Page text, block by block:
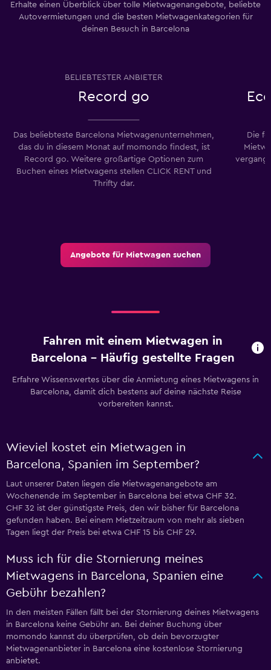
Erhalte einen Überblick über tolle Mietwagenangebote, beliebte
Autovermietungen und die besten Mietwagenkategorien für
deinen Besuch in Barcelona
BELIEBTESTER ANBIETER
Record go
Das beliebteste Barcelona Mietwagenunternehmen,
das du in diesem Monat auf momondo findest, ist
Record go. Weitere großartige Optionen zum
Buchen eines Mietwagens stellen CLICK RENT und
Thrifty dar.
Die
Angebote für Mietwagen suchen
Fahren mit einem Mietwagen in
Barcelona – Häufig gestellte Fragen
Erfahre Wissenswertes über die Anmietung eines Mietwagens in
Barcelona, damit dich bestens auf deine nächste Reise
vorbereiten kannst.
Wieviel kostet ein Mietwagen in
Barcelona, Spanien im September?
Laut unserer Daten liegen die Mietwagenangebote am
Wochenende im September in Barcelona bei etwa CHF 32.
CHF 32 ist der günstigste Preis, den wir bisher für Barcelona
gefunden haben. Bei einem Mietzeitraum von mehr als sieben
Tagen liegt der Preis bei etwa CHF 15 bis CHF 29.
Muss ich für die Stornierung meines
Mietwagens in Barcelona, Spanien eine
Gebühr bezahlen?
In den meisten Fällen fällt bei der Stornierung deines Mietwagens
in Barcelona keine Gebühr an. Bei deiner Buchung über
momondo kannst du überprüfen, ob dein bevorzugter
Mietwagenanbieter in Barcelona eine kostenlose Stornierung
anbietet.